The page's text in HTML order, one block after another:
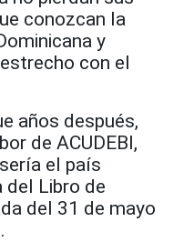
conozcan la
y
con el
años después,
de ACUDEBI,
el país
del Libro de
del 31 de mayo